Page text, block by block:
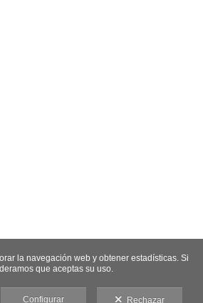
la navegación web y obtener estadísticas. Si
que aceptas su uso.
Configurar Rechazar